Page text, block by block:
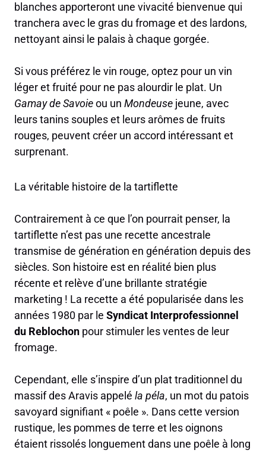
blanches apporteront une vivacité bienvenue qui
tranchera avec le gras du fromage et des lardons,
nettoyant ainsi le palais à chaque gorgée.
Si vous préférez le vin rouge, optez pour un vin
léger et fruité pour ne pas alourdir le plat. Un
Gamay de Savoieou un Mondeuse jeune, avec
leurs tanins souples et leurs arômes de fruits
rouges, peuvent créer un accord intéressant et
surprenant.
La véritable histoire de la tartiflette
Contrairement à ce que l’on pourrait penser, la
tartiflette n’est pas une recette ancestrale
transmise de génération en génération depuis des
siècles. Son histoire est en réalité bien plus
récente et relève d’une brillante stratégie
marketing ! La recette a été popularisée dans les
années 1980 par le Syndicat Interprofessionnel
du Reblochon pour stimuler les ventes de leur
fromage.
Cependant, elle s’inspire d’un plat traditionnel du
massif des Aravis appelé la péla, un mot du patois
savoyard signifiant « poêle ». Dans cette version
rustique, les pommes de terre et les oignons
étaient rissolés longuement dans une poêle à long